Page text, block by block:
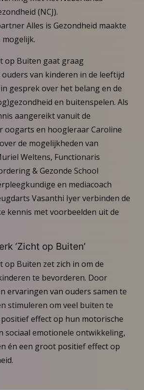
(NCJ).
Alles is Gezondheid maakte
op Buiten gaat graag
van kinderen in de leeftijd
gesprek over het belang en de
en buitenspelen. Als
aangereikt vanuit de
oogarts en hoogleraar Caroline
de mogelijkheden van
Weltens, Functionaris
& Gezonde School
en mediacoach
Vasanthi Iyer verbinden de
kennis met voorbeelden uit de
‘Zicht op Buiten’
op Buiten zet zich in om de
te bevorderen. Door
ervaringen van ouders samen te
stimuleren om veel buiten te
effect op hun motorische
sociaal emotionele ontwikkeling,
én een groot positief effect op